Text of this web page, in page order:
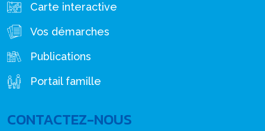
Carte interactive
Vos démarches
Publications
Portail famille
CONTACTEZ-NOUS